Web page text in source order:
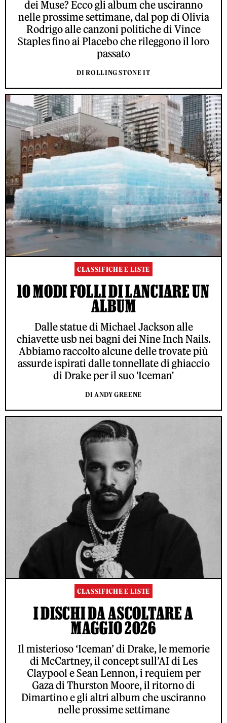
dei Muse? Ecco gli album che usciranno
nelle prossime settimane, dal pop di Olivia
Rodrigo alle canzoni politiche di Vince
Staples fino ai Placebo che rileggono il loro
passato
DI ROLLING STONE IT
CLASSIFICHE E LISTE
10 MODI FOLLI DI LANCIARE UN
ALBUM
Dalle statue di Michael Jackson alle
chiavette usb nei bagni dei Nine Inch Nails.
Abbiamo raccolto alcune delle trovate più
assurde ispirati dalle tonnellate di ghiaccio
di Drake per il suo 'Iceman'
DI ANDY GREENE
CLASSIFICHE E LISTE
I DISCHI DA ASCOLTARE A
MAGGIO 2026
Il misterioso ‘Iceman’ di Drake, le memorie
di McCartney, il concept sull’AI di Les
Claypool e Sean Lennon, i requiem per
Gaza di Thurston Moore, il ritorno di
Dimartino e gli altri album che usciranno
nelle prossime settimane